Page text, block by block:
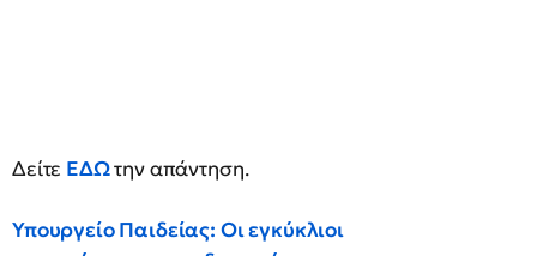
Δείτε ΕΔΩτην απάντηση.
Υπουργείο Παιδείας: Οι εγκύκλιοι